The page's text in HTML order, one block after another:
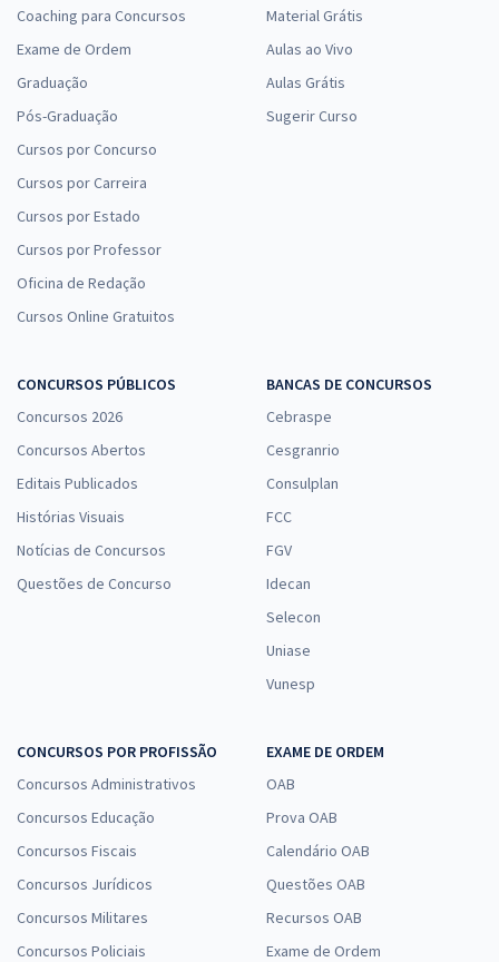
Coaching para Concursos
Exame de Ordem
Graduação
Pós-Graduação
Cursos por Concurso
Cursos por Carreira
Cursos por Estado
Cursos por Professor
Oficina de Redação
Cursos Online Gratuitos
Material Grátis
Aulas ao Vivo
Aulas Grátis
Sugerir Curso
CONCURSOS PÚBLICOS
Concursos 2026
Concursos Abertos
Editais Publicados
Histórias Visuais
Notícias de Concursos
Questões de Concurso
BANCAS DE CONCURSOS
Cebraspe
Cesgranrio
Consulplan
FCC
FGV
Idecan
Selecon
Uniase
Vunesp
CONCURSOS POR PROFISSÃO
Concursos Administrativos
Concursos Educação
Concursos Fiscais
Concursos Jurídicos
Concursos Militares
Concursos Policiais
EXAME DE ORDEM
OAB
Prova OAB
Calendário OAB
Questões OAB
Recursos OAB
Exame de Ordem